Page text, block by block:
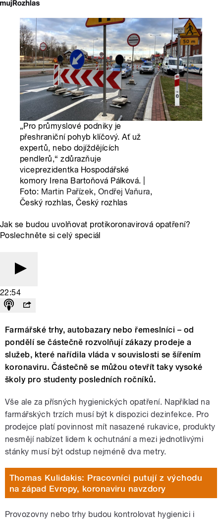
„Pro průmyslové podniky je
přeshraniční pohyb klíčový. Ať už
expertů, nebo dojíždějících
pendlerů,“ zdůrazňuje
viceprezidentka Hospodářské
komory Irena Bartoňová Pálková. |
Foto: Martin Pařízek, Ondřej Vaňura,
Český rozhlas, Český rozhlas
Jak se budou uvolňovat protikoronavirová opatření?
Poslechněte si celý speciál
22:54
Farmářské trhy, autobazary nebo řemeslníci – od
pondělí se částečně rozvolňují zákazy prodeje a
služeb, které nařídila vláda v souvislosti se šířením
koronaviru. Částečně se můžou otevřít taky vysoké
školy pro studenty posledních ročníků.
Vše ale za přísných hygienických opatření. Například na
farmářských trzích musí být k dispozici dezinfekce. Pro
prodejce platí povinnost mít nasazené rukavice, produkty
nesmějí nabízet lidem k ochutnání a mezi jednotlivými
stánky musí být odstup nejméně dva metry.
Thomas Kulidakis: Pracovníci putují z východu
na západ Evropy, koronaviru navzdory
Provozovny nebo trhy budou kontrolovat hygienici i